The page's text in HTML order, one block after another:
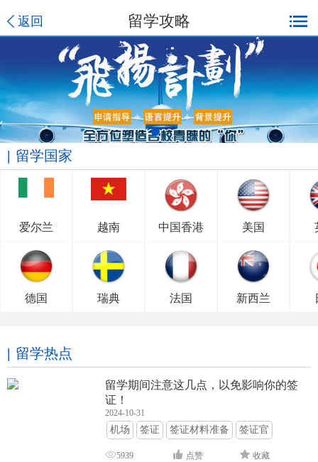
返回 留学攻略
留学国家
爱尔兰 越南 中国香港 美国
德国 瑞典 法国 新西兰
留学热点
留学期间注意这几点，以免影响你的签
证！
2024-10-31
机场 签证 签证材料准备 签证官
签证面试 签证申请攻略
5939 点赞 收藏